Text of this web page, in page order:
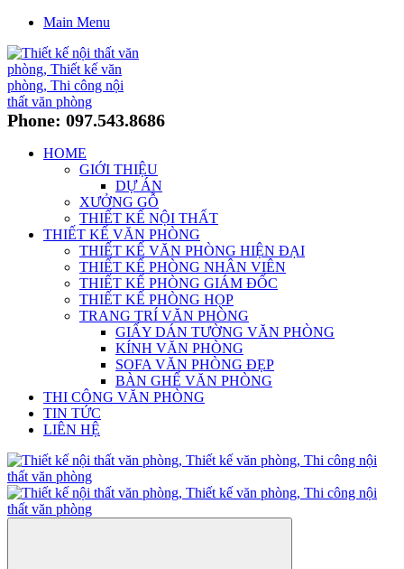
Main Menu
Phone: 097.543.8686
HOME
GIỚI THIỆU
DỰ ÁN
XƯỞNG GỖ
THIẾT KẾ NỘI THẤT
THIẾT KẾ VĂN PHÒNG
THIẾT KẾ VĂN PHÒNG HIỆN ĐẠI
THIẾT KẾ PHÒNG NHÂN VIÊN
THIẾT KẾ PHÒNG GIÁM ĐỐC
THIẾT KẾ PHÒNG HỌP
TRANG TRÍ VĂN PHÒNG
GIẤY DÁN TƯỜNG VĂN PHÒNG
KÍNH VĂN PHÒNG
SOFA VĂN PHÒNG ĐẸP
BÀN GHẾ VĂN PHÒNG
THI CÔNG VĂN PHÒNG
TIN TỨC
LIÊN HỆ